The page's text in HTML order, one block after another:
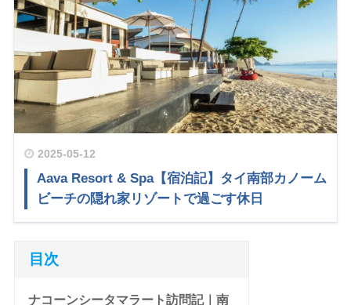
2025-05-12
Aava Resort & Spa【宿泊記】タイ南部カノーム
ビーチの隠れ家リゾートで過ごす休日
目次
ナコーンシータマラート訪問記｜南